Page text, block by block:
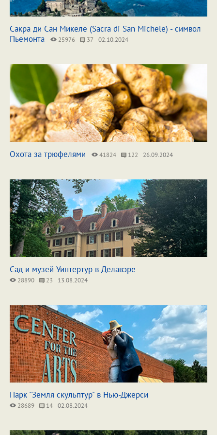
Сакра ди Сан Микеле (Sacra di San Michele) - символ
Пьемонта
25976 37 02.10.2024
Охота за трюфелями 41824 122 26.09.2024
Сад и музей Уинтертур в Делавэре
28890 23 13.08.2024
Парк "Земля скульптур" в Нью-Джерси
28689 14 02.08.2024